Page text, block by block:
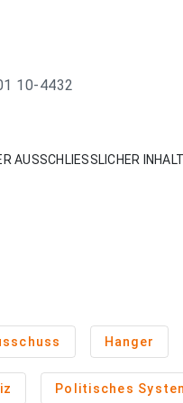
10-4432
AUSSCHLIESSLICHER
Hanger
Politisches